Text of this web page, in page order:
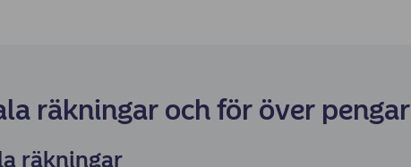
räkningar och för över pengar
räkningar